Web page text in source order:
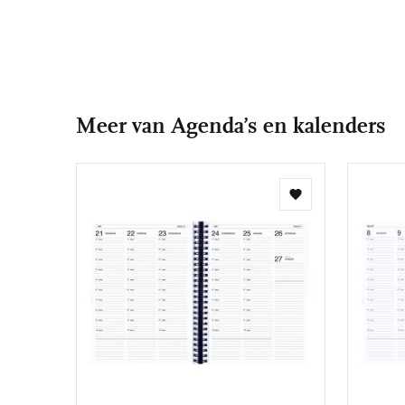
Meer van Agenda’s en kalenders
Toevoegen
verlanglijst